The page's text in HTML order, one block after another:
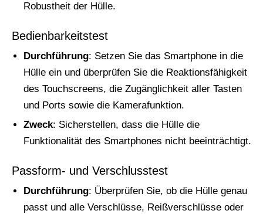
Robustheit der Hülle.
Bedienbarkeitstest
Durchführung: Setzen Sie das Smartphone in die
Hülle ein und überprüfen Sie die Reaktionsfähigkeit
des Touchscreens, die Zugänglichkeit aller Tasten
und Ports sowie die Kamerafunktion.
Zweck: Sicherstellen, dass die Hülle die
Funktionalität des Smartphones nicht beeinträchtigt.
Passform- und Verschlusstest
Durchführung: Überprüfen Sie, ob die Hülle genau
passt und alle Verschlüsse, Reißverschlüsse oder